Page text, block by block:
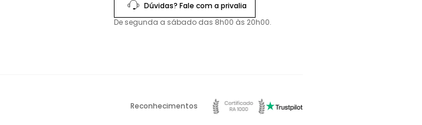
Dúvidas? Fale com a privalia
De segunda a sábado das 8h00 às 20h00.
Reconhecimentos